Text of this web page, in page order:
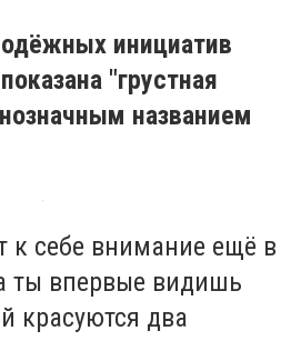
инициатив
"грустная
названием
к себе внимание ещё в
ты впервые видишь
красуются два